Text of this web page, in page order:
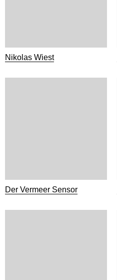
Nikolas Wiest
Der Vermeer Sensor